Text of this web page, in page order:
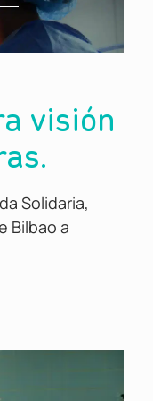
visión
Solidaria,
Bilbao a